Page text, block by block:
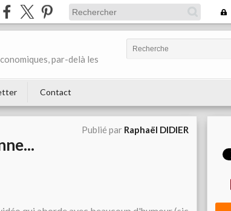
par-delà les
Contact
Publié par Raphaël DIDIER